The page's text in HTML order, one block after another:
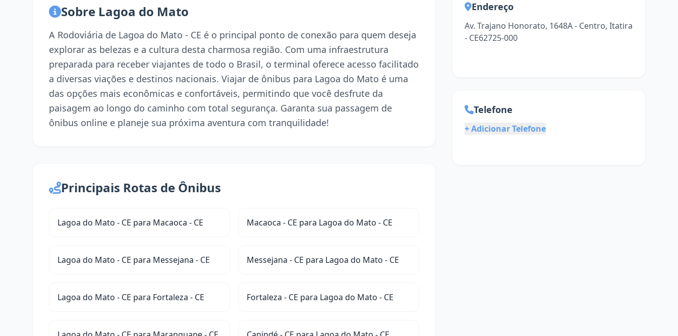
Sobre Lagoa do Mato
A Rodoviária de Lagoa do Mato - CE é o principal ponto de conexão para quem deseja
explorar as belezas e a cultura desta charmosa região. Com uma infraestrutura
preparada para receber viajantes de todo o Brasil, o terminal oferece acesso facilitado
a diversas viações e destinos nacionais. Viajar de ônibus para Lagoa do Mato é uma
das opções mais econômicas e confortáveis, permitindo que você desfrute da
paisagem ao longo do caminho com total segurança. Garanta sua passagem de
ônibus online e planeje sua próxima aventura com tranquilidade!
Principais Rotas de Ônibus
Lagoa do Mato - CE para Macaoca - CE Macaoca - CE para Lagoa do Mato - CE
Lagoa do Mato - CE para Messejana - CE Messejana - CE para Lagoa do Mato - CE
Lagoa do Mato - CE para Fortaleza - CE Fortaleza - CE para Lagoa do Mato - CE
Endereço
Av. Trajano Honorato, 1648A - Centro, Itatira
- CE62725-000
Telefone
+ Adicionar Telefone